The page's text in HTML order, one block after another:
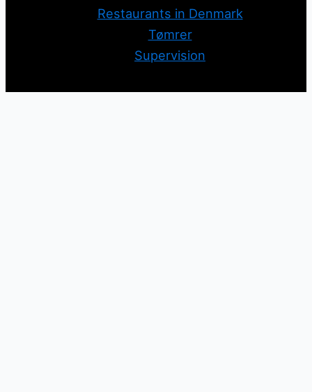
Restaurants in Denmark
Tømrer
Supervision